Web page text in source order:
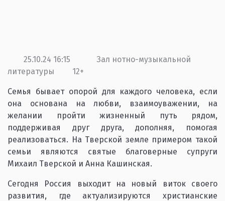
25.10.24 16:15
Зал нотно-музыкальной
литературы
12+
Семья бывает опорой для каждого человека, если
она основана на любви, взаимоуважении, на
желании пройти жизненный путь рядом,
поддерживая друг друга, дополняя, помогая
реализоваться. На Тверской земле примером такой
семьи являются святые благоверные супруги
Михаил Тверской и Анна Кашинская.
Сегодня Россия выходит на новый виток своего
развития, где актуализируются христианские